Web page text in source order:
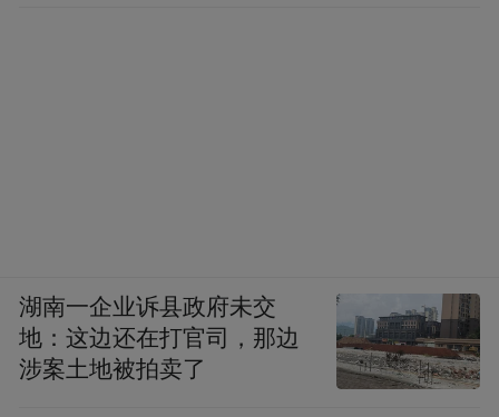
湖南一企业诉县政府未交
地：这边还在打官司，那边
涉案土地被拍卖了